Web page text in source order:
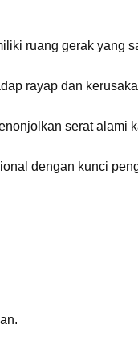
ruang gerak yang
rayap dan
serat alami
dengan kunci